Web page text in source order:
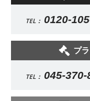
TEL： 0120-
プ
TEL： 045-370-